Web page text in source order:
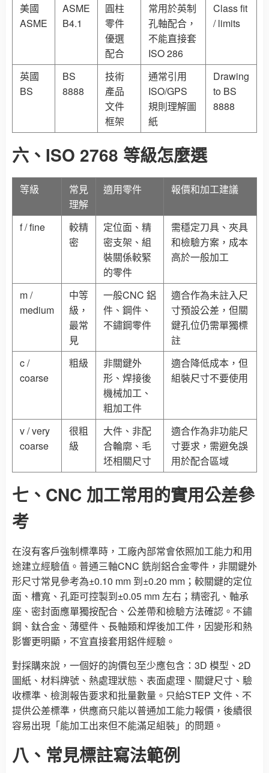
美國
ASME
ASME
B4.1
圓柱
零件
優選
配合
常用於英制
孔軸配合，
不能直接套
ISO 286
Class fit
/ limits
英國
BS
BS
8888
技術
產品
文件
框架
通常引用
ISO/GPS
規則理解圖
紙
Drawing
to BS
8888
六、ISO 2768 等級怎麼選
等級
常見
理解
適用零件 報價和加工建議
f / fine
較精
密
定位面、精
密支架、組
裝關係較緊
的零件
需穩定刀具、夾具
和檢驗方案，成本
高於一般加工
m /
medium
中等
級，
最常
見
一般CNC 鋁
件、鋼件、
不鏽鋼零件
適合作為未註入尺
寸預設公差，但關
鍵孔位仍需單獨標
註
c /
coarse
粗級
非關鍵外
形、焊接後
機械加工、
粗加工件
適合降低成本，但
組裝尺寸不要使用
v / very
coarse
很粗
級
大件、非配
合輪廓、毛
坯相關尺寸
適合作為非功能尺
寸要求，需避免誤
用於配合區域
七、CNC 加工常用的實用公差參
考
在沒有客戶強制標準時，工廠內部常會依照加工能力和用
途建立經驗值。普通三軸CNC 銑削鋁合金零件，非關鍵外
形尺寸常見參考為±0.10 mm 到±0.20 mm；較關鍵的定位
面、槽寬、孔距可控製到±0.05 mm 左右；精密孔、軸承
座、密封面應單獨按配合、公差帶和檢驗方法確認。不鏽
鋼、鈦合金、薄壁件、長軸類和焊後加工件，因變形和熱
影響更明顯，不宜直接套用鋁件經驗。
對採購來說，一個好的詢價包至少應包含：3D 模型、2D
圖紙、材料牌號、熱處理狀態、表面處理、關鍵尺寸、驗
收標準、檢測報告要求和批量數量。只給STEP 文件、不
提供公差標準，供應商只能以普通加工能力報價，後續很
容易出現「能加工出來但不能滿足組裝」的問題。
八、常見標註寫法範例